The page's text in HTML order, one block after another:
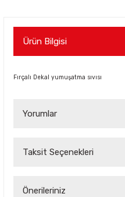
Ürün Bilgisi
Fırçalı Dekal yumuşatma sıvısı
Yorumlar
Taksit Seçenekleri
Önerileriniz